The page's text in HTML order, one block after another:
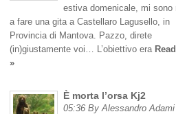
estiva domenicale, mi sono
a fare una gita a Castellaro Lagusello, in
Provincia di Mantova. Pazzo, direte
(in)giustamente voi… L’obiettivo era
»
È morta l’orsa Kj2
05:36 By Alessandro Adami